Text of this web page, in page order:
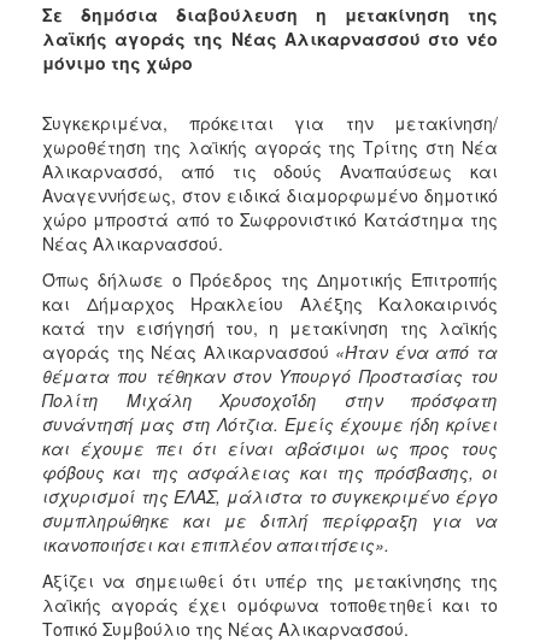
2015
2013
2011
2010
2006
ΤΟΠΟΣ
ΠΟΛΙΤΙΣΜΟΣ
ΑΝΘΕΚΤΙΚΗ
ΠΟΛΗ
Σε δημόσια διαβούλευση η μετακίνηση της
λαϊκής αγοράς της Νέας Αλικαρνασσού στο νέο
μόνιμο της χώρο
Συγκεκριμένα, πρόκειται για την μετακίνηση/
χωροθέτηση της λαϊκής αγοράς της Τρίτης στη Νέα
Αλικαρνασσό, από τις οδούς Αναπαύσεως και
Αναγεννήσεως, στον ειδικά διαμορφωμένο δημοτικό
χώρο μπροστά από το Σωφρονιστικό Κατάστημα της
Νέας Αλικαρνασσού.
Όπως δήλωσε ο Πρόεδρος της Δημοτικής Επιτροπής
και Δήμαρχος Ηρακλείου Αλέξης Καλοκαιρινός
κατά την εισήγησή του, η μετακίνηση της λαϊκής
αγοράς της Νέας Αλικαρνασσού «Ήταν ένα από τα
θέματα που τέθηκαν στον Υπουργό Προστασίας του
Πολίτη Μιχάλη Χρυσοχοΐδη στην πρόσφατη
συνάντησή μας στη Λότζια. Εμείς έχουμε ήδη κρίνει
και έχουμε πει ότι είναι αβάσιμοι ως προς τους
φόβους και της ασφάλειας και της πρόσβασης, οι
ισχυρισμοί της ΕΛΑΣ, μάλιστα το συγκεκριμένο έργο
συμπληρώθηκε και με διπλή περίφραξη για να
ικανοποιήσει και επιπλέον απαιτήσεις».
Αξίζει να σημειωθεί ότι υπέρ της μετακίνησης της
λαϊκής αγοράς έχει ομόφωνα τοποθετηθεί και το
Τοπικό Συμβούλιο της Νέας Αλικαρνασσού.